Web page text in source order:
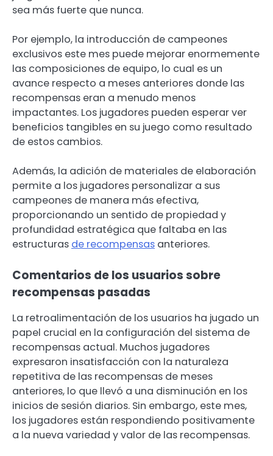
sea más fuerte que nunca.
Por ejemplo, la introducción de campeones
exclusivos este mes puede mejorar enormemente
las composiciones de equipo, lo cual es un
avance respecto a meses anteriores donde las
recompensas eran a menudo menos
impactantes. Los jugadores pueden esperar ver
beneficios tangibles en su juego como resultado
de estos cambios.
Además, la adición de materiales de elaboración
permite a los jugadores personalizar a sus
campeones de manera más efectiva,
proporcionando un sentido de propiedad y
profundidad estratégica que faltaba en las
estructuras de recompensas anteriores.
Comentarios de los usuarios sobre
recompensas pasadas
La retroalimentación de los usuarios ha jugado un
papel crucial en la configuración del sistema de
recompensas actual. Muchos jugadores
expresaron insatisfacción con la naturaleza
repetitiva de las recompensas de meses
anteriores, lo que llevó a una disminución en los
inicios de sesión diarios. Sin embargo, este mes,
los jugadores están respondiendo positivamente
a la nueva variedad y valor de las recompensas.